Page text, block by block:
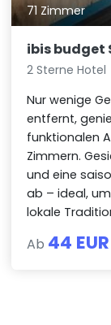
71 Zimmer
ibis budget
2 Sterne Hotel
Nur wenige
entfernt,
funktionalen
Zimmern.
und eine
ab – ideal,
lokale
Ab 44 EUR